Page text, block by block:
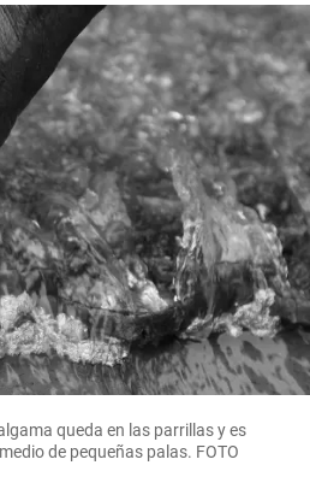
queda en las parrillas y es
de pequeñas palas. FOTO